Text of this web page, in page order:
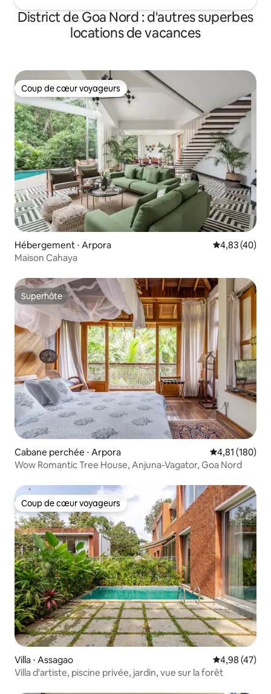
District de Goa Nord : d'autres superbes
locations de vacances
Coup de cœur voyageurs
Coup de cœur voyageurs
Hébergement ⋅ Arpora Évaluation
4,83 (40)
Maison Cahaya
Superhôte
Superhôte
Cabane perchée ⋅ Arpora Évaluation
4,81 (180)
Wow Romantic Tree House, Anjuna-Vagator, Goa Nord
Coup de cœur voyageurs
Coup de cœur voyageurs
Villa ⋅ Assagao Évaluation
4,98 (47)
Villa d'artiste, piscine privée, jardin, vue sur la forêt